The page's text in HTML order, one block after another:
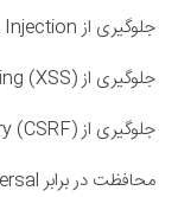
جلوگیری از SQL Injection
جلوگیری از Cross-Site Scripting (XSS)
جلوگیری از Cross-Site Request Forgery (CSRF)
محافظت در برابر Path Traversal و Command Injection